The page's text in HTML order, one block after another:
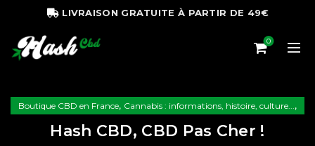
LIVRAISON GRATUITE À PARTIR DE 49€
0
Boutique CBD en France, Cannabis : informations, histoire, culture...,
Le CBD : informations, histoire, culture...
Hash CBD, CBD Pas Cher !